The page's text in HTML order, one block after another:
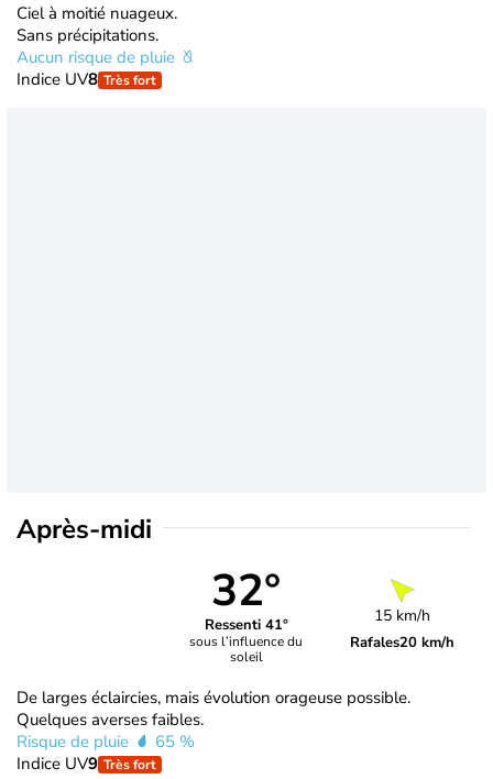
Ciel à moitié nuageux.
Sans précipitations.
Aucun risque de pluie
Indice UV8 Très fort
Après-midi
32°
Ressenti 41°
sous l’influence du
soleil
15 km/h
Rafales20 km/h
De larges éclaircies, mais évolution orageuse possible.
Quelques averses faibles.
Risque de pluie
65 %
Indice UV9 Très fort